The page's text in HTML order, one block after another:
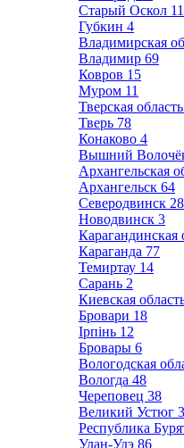
Старый Оскол 11
Губкин 4
Владимирская
Владимир 69
Ковров 15
Муром 11
Тверская область
Тверь 78
Конаково 4
Вышний
Архангельская
Архангельск 64
Северодвинск 28
Новодвинск 3
Карагандинская
Караганда 77
Темиртау 14
Сарань 2
Киевская
Бровари 18
Ірпінь 12
Бровары 6
Вологодская
Вологда 48
Череповец 38
Великий Устюг 3
Республика
Улан-Удэ 86